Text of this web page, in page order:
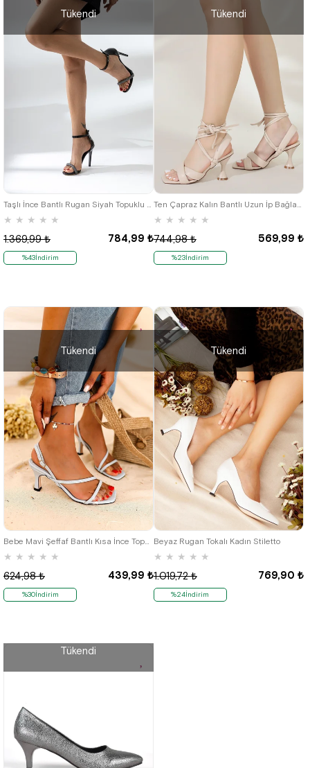
Tükendi
★ ★ ★ ★ ★
784,99 ₺
1.369,99 ₺
%43İndirim
Tükendi
★ ★ ★ ★ ★
569,99 ₺
744,98 ₺
%23İndirim
Tükendi
Bebe Mavi Şeffaf Bantlı Kısa İnce Topuklu Kadın Sandalet
★ ★ ★ ★ ★
439,99 ₺
624,98 ₺
%30İndirim
Tükendi
Beyaz Rugan Tokalı Kadın Stiletto
★ ★ ★ ★ ★
769,90 ₺
1.019,72 ₺
%24İndirim
41
Tükendi